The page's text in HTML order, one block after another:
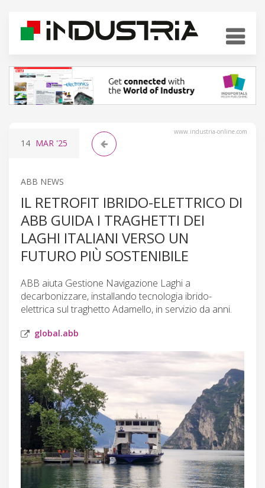
www.industria-online.com
14 MAR '25
ABB NEWS
IL RETROFIT IBRIDO-ELETTRICO DI
ABB GUIDA I TRAGHETTI DEI
LAGHI ITALIANI VERSO UN
FUTURO PIÙ SOSTENIBILE
ABB aiuta Gestione Navigazione Laghi a
decarbonizzare, installando tecnologia ibrido-
elettrica sul traghetto Adamello, in servizio da anni.
global.abb